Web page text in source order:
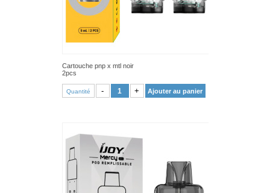
Cartouche pnp x mtl noir
2pcs
Quantité - + Ajouter au panier